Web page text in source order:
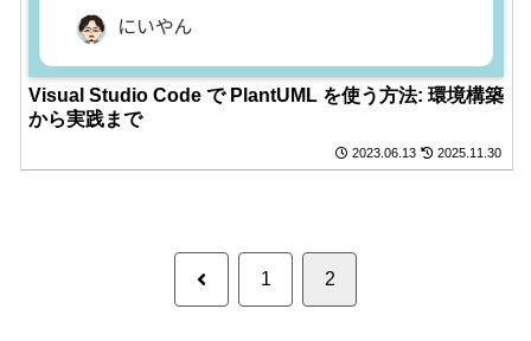
Visual Studio Code で PlantUML を使う方法: 環境構築
から実践まで
2023.06.13 2025.11.30
前 1 2